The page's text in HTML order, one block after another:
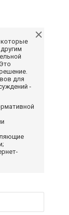
которые
для
-